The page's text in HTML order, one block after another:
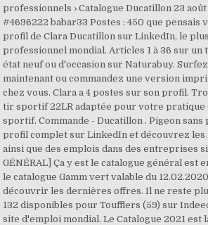
professionnels › Catalogue Ducatillon 23 août
#4696222 babar33 Postes : 450 que pensais
profil de Clara Ducatillon sur LinkedIn, le
professionnel mondial. Articles 1 à 36 sur un
état neuf ou d'occasion sur Naturabuy.
maintenant ou commandez une version
chez vous. Clara a 4 postes sur son profil.
tir sportif 22LR adaptée pour votre
sportif. Commande - Ducatillon . Pigeon sans
profil complet sur LinkedIn et découvrez les
ainsi que des emplois dans des entreprises
GÉNÉRAL] Ça y est le catalogue général est
le catalogue Gamm vert valable du
découvrir les dernières offres. Il ne reste
132 disponibles pour Toufflers (59) sur
site d'emploi mondial. Le Catalogue 2021 est